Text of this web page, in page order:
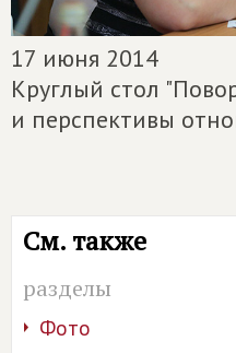
17 июня 2014
Круглый стол
и перспективы
См. также
разделы
Фото